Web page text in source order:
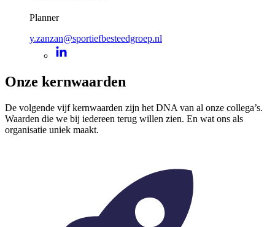
Planner
y.zanzan@sportiefbesteedgroep.nl
Onze kernwaarden
De volgende vijf kernwaarden zijn het DNA van al onze collega’s.
Waarden die we bij iedereen terug willen zien. En wat ons als
organisatie uniek maakt.